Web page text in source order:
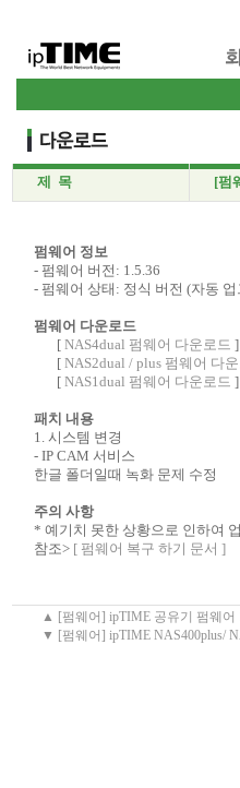
제 목 [펌
펌웨어 정보
- 펌웨어 버전: 1.5.36
- 펌웨어 상태: 정식 버전 (자동
펌웨어 다운로드
[ NAS4dual 펌웨어 다운로드 ]
[ NAS2dual / plus 펌웨어 다
[ NAS1dual 펌웨어 다운로드 ]
패치 내용
1. 시스템 변경
- IP CAM 서비스
한글 폴더일때 녹화 문제 수정
주의 사항
* 예기치 못한 상황으로 인하여
참조> [ 펌웨어 복구 하기 문서 ]
▲ [펌웨어] ipTIME 공유기 펌웨어
▼ [펌웨어] ipTIME NAS400plus/